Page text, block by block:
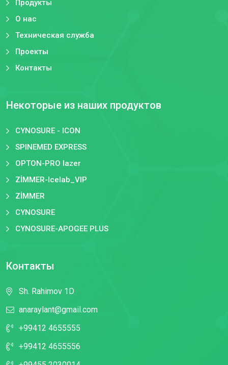
Продукты
О нас
Техническая служба
Проекты
Контакты
Некоторые из наших продуктов
CYNOSURE - ICON
SPINEMED EXPRESS
OPTON-PRO lazer
ZİMMER-Icelab_VIP
ZİMMER
CYNOSURE
CYNOSURE-APOGEE PLUS
Контакты
Sh. Rahimov 1D
anaraylant@gmail.com
+99412 4655555
+99412 4655556